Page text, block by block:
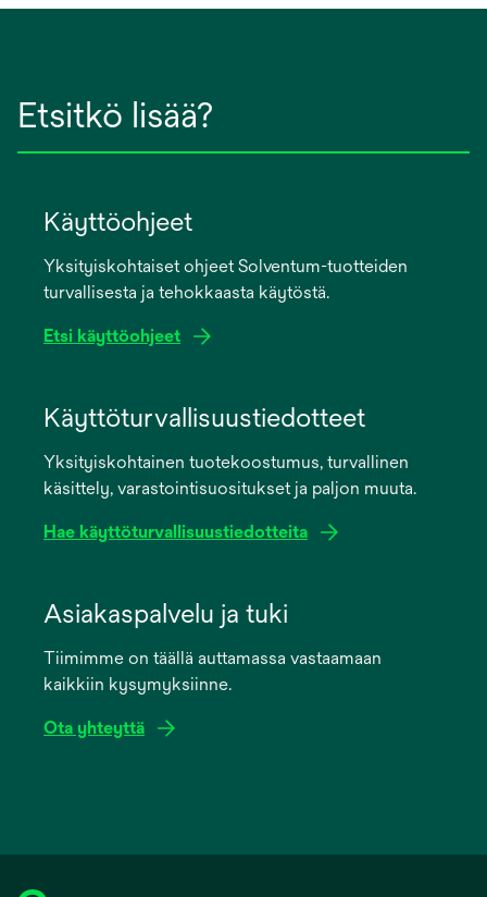
Etsitkö lisää?
Käyttöohjeet
Yksityiskohtaiset ohjeet Solventum-tuotteiden
turvallisesta ja tehokkaasta käytöstä.
Etsi käyttöohjeet
new
Käyttöturvallisuustiedotteet
Yksityiskohtainen tuotekoostumus, turvallinen
käsittely, varastointisuositukset ja paljon muuta.
Hae käyttöturvallisuustiedotteita
new
Asiakaspalvelu ja tuki
Tiimimme on täällä auttamassa vastaamaan
kaikkiin kysymyksiinne.
Ota yhteyttä